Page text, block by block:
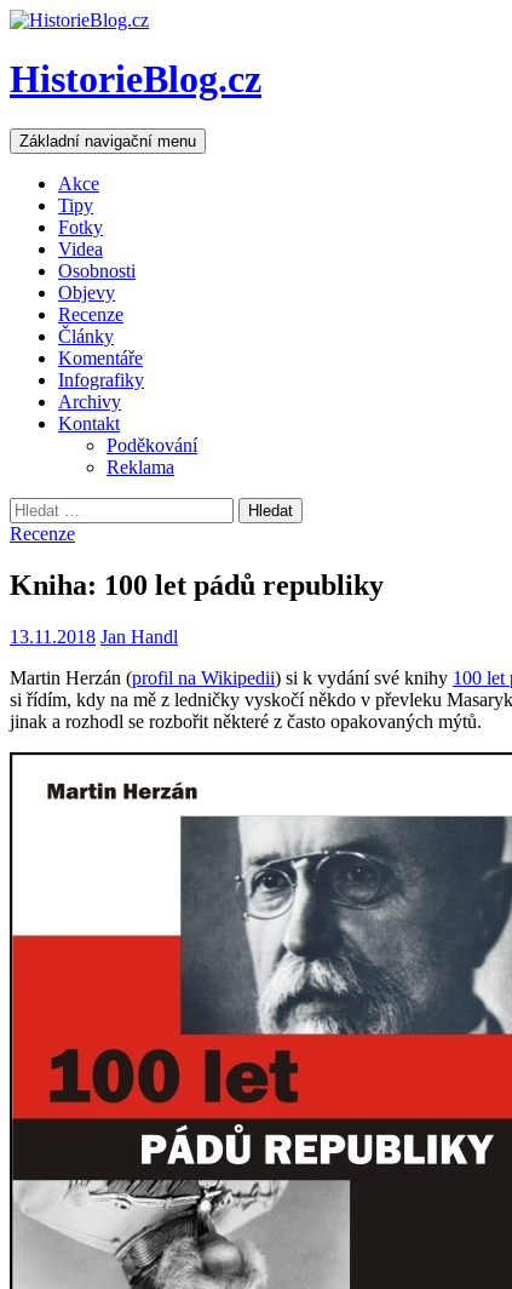
HistorieBlog.cz
Hledat
Základní navigační menu Přejít
k
Akce
Tipy
Fotky
Videa
Osobnosti
Objevy
Recenze
Články
Komentáře
Infografiky
Archivy
Kontakt
Poděkování
Reklama
Vyhledávání
Recenze
Kniha: 100 let pádů republiky
13.11.2018 Jan Handl
Martin Herzán (profil na Wikipedii) si k vydání své knihy 100 let
si řídím, kdy na mě z ledničky vyskočí někdo v převleku
jinak a rozhodl se rozbořit některé z často opakovaných mýtů.